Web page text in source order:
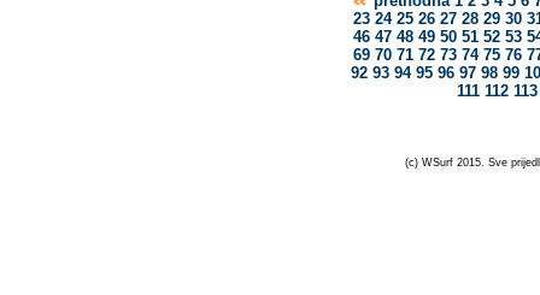
23 24 25 26 27 28 29 30
46 47 48 49 50 51 52 53
69 70 71 72 73 74 75 76
92 93 94 95 96 97 98 99
111 112 113
(c) WSurf 2015. Sve